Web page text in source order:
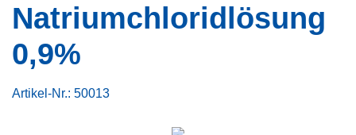
Natriumchloridlösung
0,9%
Artikel-Nr.: 50013